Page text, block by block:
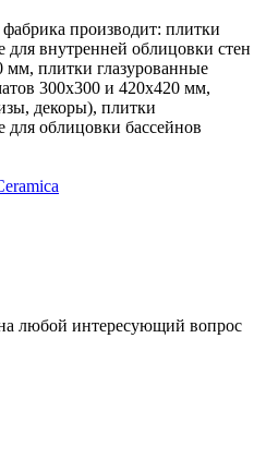
производит: плитки
для внутренней облицовки стен
мм, плитки глазурованные
300х300 и 420х420 мм,
декоры), плитки
для облицовки бассейнов
любой интересующий вопрос